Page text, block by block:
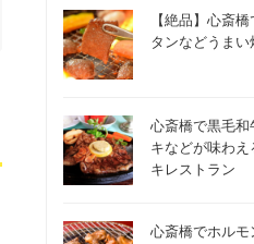
【絶品】心斎
タンなどうまい
心斎橋で黒毛和
キなどが味わ
キレストラン
心斎橋でホルモ